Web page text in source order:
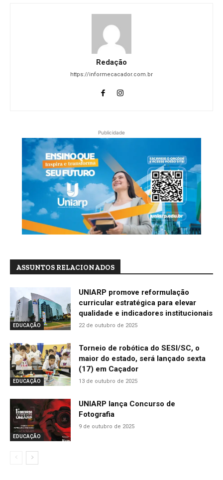
Redação
https://informecacador.com.br
Publicidade
ASSUNTOS RELACIONADOS
EDUCAÇÃO
UNIARP promove reformulação
curricular estratégica para elevar
qualidade e indicadores institucionais
22 de outubro de 2025
EDUCAÇÃO
Torneio de robótica do SESI/SC, o
maior do estado, será lançado sexta
(17) em Caçador
13 de outubro de 2025
EDUCAÇÃO
UNIARP lança Concurso de
Fotografia
9 de outubro de 2025